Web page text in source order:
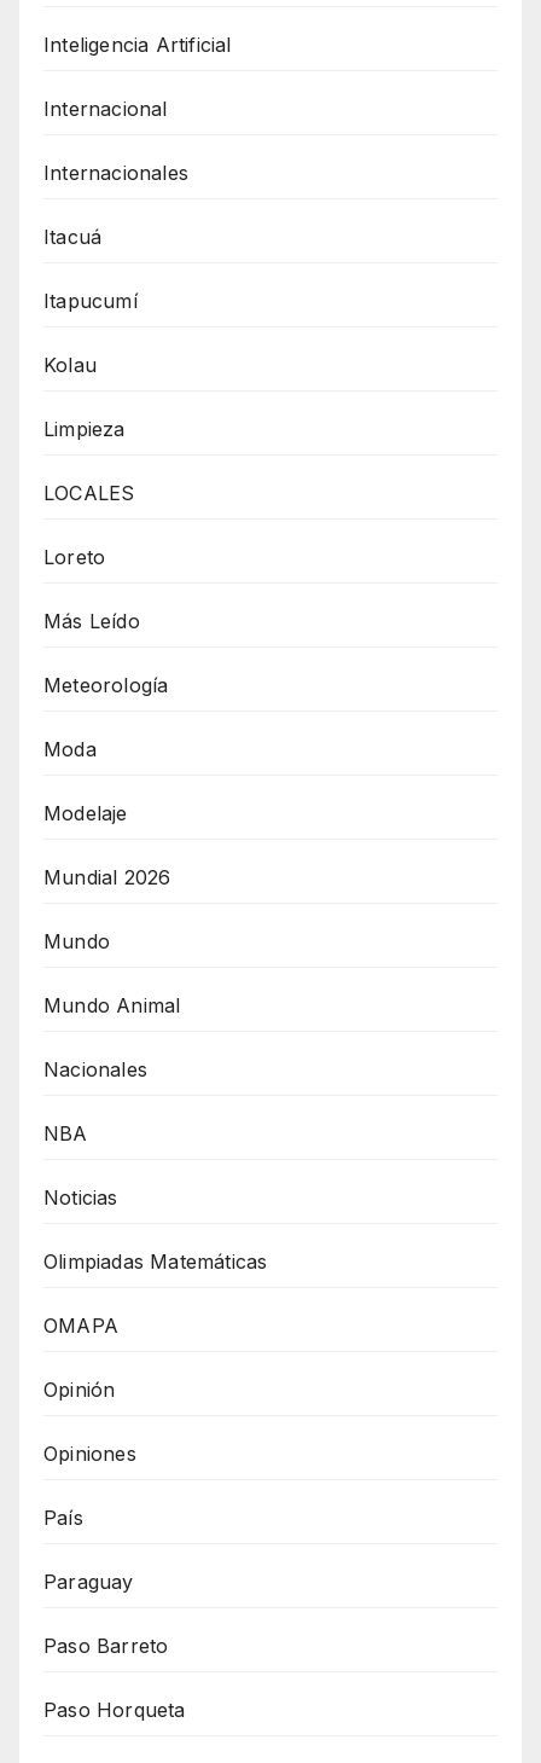
Inteligencia Artificial
Internacional
Internacionales
Itacuá
Itapucumí
Kolau
Limpieza
LOCALES
Loreto
Más Leído
Meteorología
Moda
Modelaje
Mundial 2026
Mundo
Mundo Animal
Nacionales
NBA
Noticias
Olimpiadas Matemáticas
OMAPA
Opinión
Opiniones
País
Paraguay
Paso Barreto
Paso Horqueta